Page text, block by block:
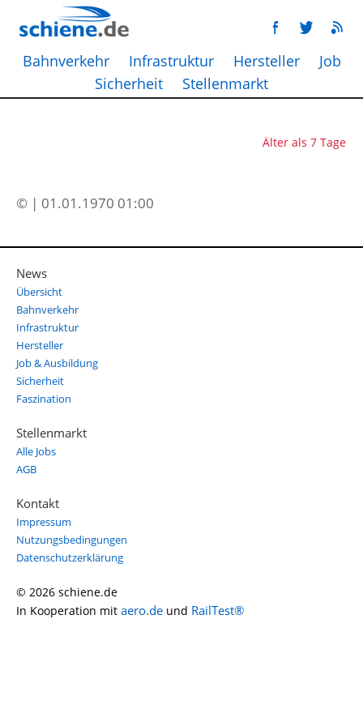
Bahnverkehr Infrastruktur Hersteller
Job
Sicherheit
Stellenmarkt
Älter als 7 Tage
© | 01.01.1970 01:00
News
Übersicht
Bahnverkehr
Infrastruktur
Hersteller
Job & Ausbildung
Sicherheit
Faszination
Stellenmarkt
Alle Jobs
AGB
Kontakt
Impressum
Nutzungsbedingungen
Datenschutzerklärung
© 2026 schiene.de
In Kooperation mit aero.de und RailTest®